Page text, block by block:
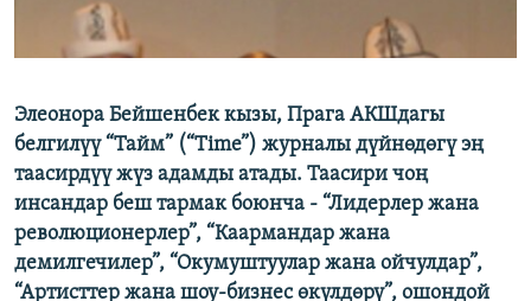
ЭЕ/АРнун бардык сайттары
Элеонора Бейшенбек кызы, Прага АКШдагы
белгилүү “Тайм” (“Time”) журналы дүйнөдөгү эң
таасирдүү жүз адамды атады. Таасири чоң
инсандар беш тармак боюнча - “Лидерлер жана
революционерлер”, “Каармандар жана
демилгечилер”, “Окумуштуулар жана ойчулдар”,
“Артисттер жана шоу-бизнес өкүлдөрү”, ошондой